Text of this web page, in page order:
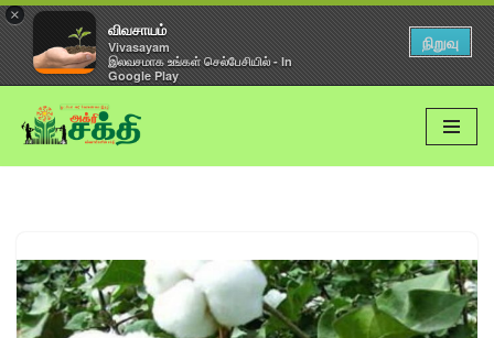
×
விவசாயம்
Vivasayam
இலவசமாக உங்கள் செல்பேசியில் - In
Google Play
நிறுவு
Skip
to